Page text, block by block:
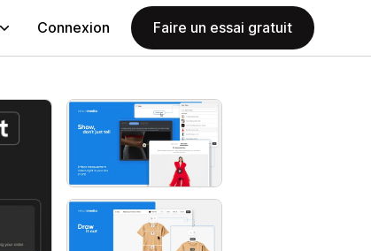
Connexion Faire un essai gratuit